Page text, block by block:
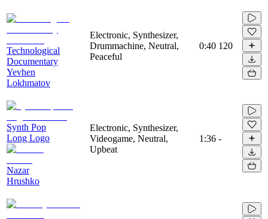
Technological
Documentary
Yevhen
Lokhmatov
Electronic, Synthesizer,
Drummachine, Neutral,
Peaceful
0:40 120
Synth Pop
Long Logo
Nazar
Hrushko
Electronic, Synthesizer,
Videogame, Neutral,
Upbeat
1:36 -